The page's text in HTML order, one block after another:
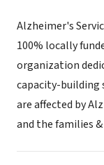
Alzheimer's
100% locally
organization
capacity-building
are affected by
and the families